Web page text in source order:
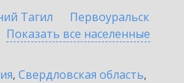
Тагил
Первоуральск
Показать все населенные
, Свердловская область,